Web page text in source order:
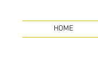
HOME